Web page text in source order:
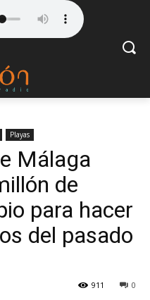
Playas
Málaga
de
para hacer
del pasado
0
911